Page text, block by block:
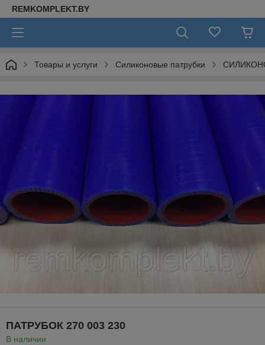
REMKOMPLEKT.BY
Товары и услуги Силиконовые патрубки
ПАТРУБОК 270 003 230
В наличии